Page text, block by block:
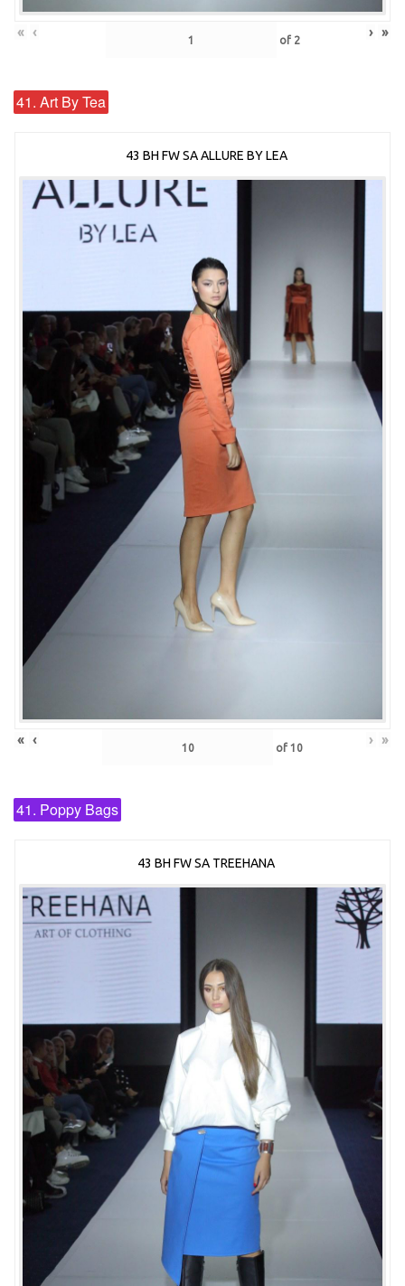
« ‹ of 2 › »
41. Art By Tea
43 BH FW SA ALLURE BY LEA
« ‹ of 10 › »
41. Poppy Bags
43 BH FW SA TREEHANA